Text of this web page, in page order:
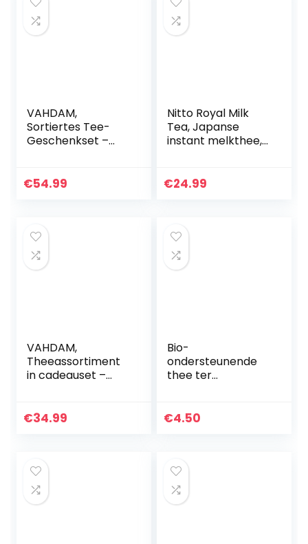
VAHDAM,
Sortiertes Tee-
Geschenkset –
Sampler-
€54.99
Nitto Royal Milk
Tea, Japanse
instant melkthee,
set van 3 pakjes
€24.99
VAHDAM,
Theeassortiment
in cadeauset –
een luxueuze
€34.99
Bio-
ondersteunende
thee ter
– Dary Natury
€4.50